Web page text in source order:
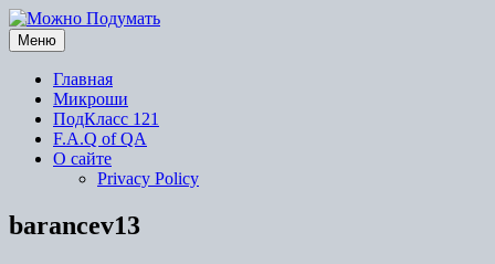
Перейти
к
содержимому
Меню
Главная
Микроши
ПодКласс 121
F.A.Q of QA
О сайте
Privacy Policy
barancev13